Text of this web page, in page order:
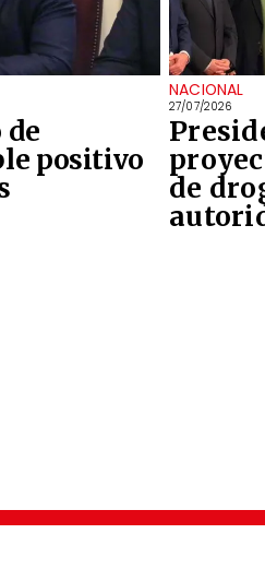
positivo
NACIONAL
27/07/2026
de